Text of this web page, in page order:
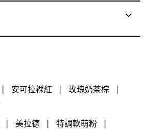
安可拉裸紅 玫瑰奶茶棕
美拉德 特調軟萌粉